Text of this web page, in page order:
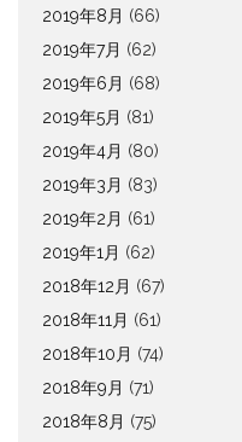
2019年8月 (66)
2019年7月 (62)
2019年6月 (68)
2019年5月 (81)
2019年4月 (80)
2019年3月 (83)
2019年2月 (61)
2019年1月 (62)
2018年12月 (67)
2018年11月 (61)
2018年10月 (74)
2018年9月 (71)
2018年8月 (75)